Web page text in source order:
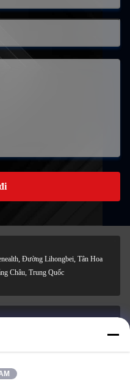
Đường Lihongbei, Tân Hoa
Châu, Trung Quốc